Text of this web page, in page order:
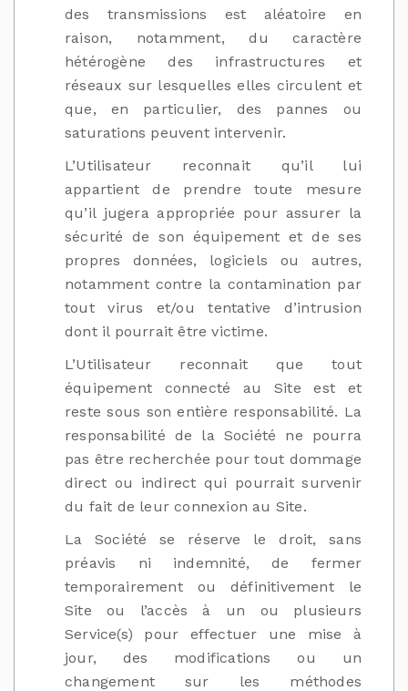
des transmissions est aléatoire en
raison, notamment, du caractère
hétérogène des infrastructures et
réseaux sur lesquelles elles circulent et
que, en particulier, des pannes ou
saturations peuvent intervenir.
L’Utilisateur reconnait qu’il lui
appartient de prendre toute mesure
qu’il jugera appropriée pour assurer la
sécurité de son équipement et de ses
propres données, logiciels ou autres,
notamment contre la contamination par
tout virus et/ou tentative d’intrusion
dont il pourrait être victime.
L’Utilisateur reconnait que tout
équipement connecté au Site est et
reste sous son entière responsabilité. La
responsabilité de la Société ne pourra
pas être recherchée pour tout dommage
direct ou indirect qui pourrait survenir
du fait de leur connexion au Site.
La Société se réserve le droit, sans
préavis ni indemnité, de fermer
temporairement ou définitivement le
Site ou l’accès à un ou plusieurs
Service(s) pour effectuer une mise à
jour, des modifications ou un
changement sur les méthodes